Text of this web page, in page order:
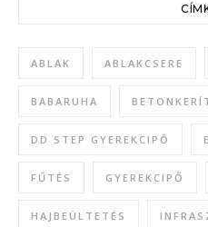
ABLAK ABLAKCSERE
BABARUHA
DD STEP GYEREKCIPŐ
FŰTÉS GYEREKCIPŐ
HAJBEÜLTETÉS